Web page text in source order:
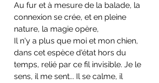
Au fur et à mesure de la balade, la
connexion se crée, et en pleine
nature, la magie opère,
Il n'y a plus que moi et mon chien,
dans cet espèce d'état hors du
temps, relié par ce fil invisible. Je le
sens, il me sent... Il se calme, il